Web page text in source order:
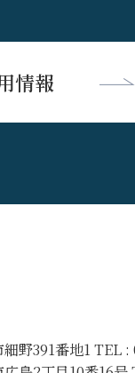
情報
野391番地1 TEL :